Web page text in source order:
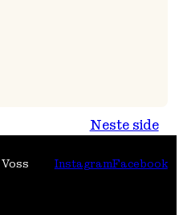
Neste side
InstagramFacebook